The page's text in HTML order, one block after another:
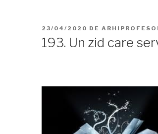
PUBLICAT
23/04/2020 DE
193. Un zid care